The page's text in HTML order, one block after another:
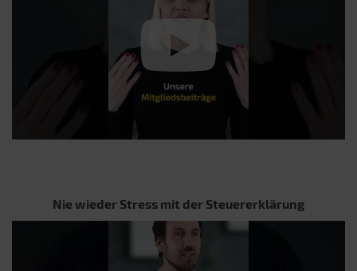
Nie wieder Stress mit der Steuererklärung